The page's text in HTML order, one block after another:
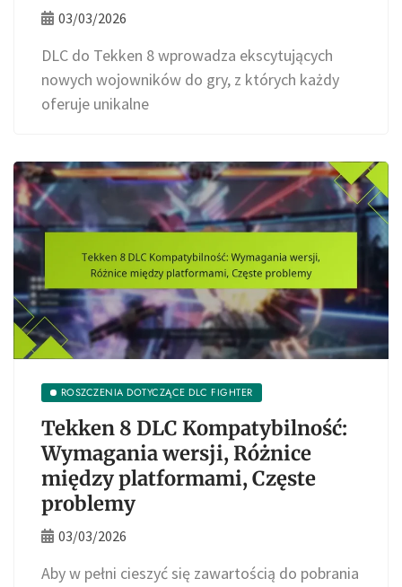
03/03/2026
DLC do Tekken 8 wprowadza ekscytujących
nowych wojowników do gry, z których każdy
oferuje unikalne
ROSZCZENIA DOTYCZĄCE DLC FIGHTER
Tekken 8 DLC Kompatybilność:
Wymagania wersji, Różnice
między platformami, Częste
problemy
03/03/2026
Aby w pełni cieszyć się zawartością do pobrania